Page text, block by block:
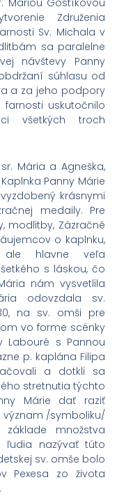
Združenia
Sv. Michala v
sa paralelne
návštevy Panny
súhlasu od
a za jeho podpory
uskutočnilo
všetkých troch
Mária a Agneška,
Panny Márie
krásnymi
medaily. Pre
modlitby, Zázračné
o kaplnku,
ale hlavne veľa
s láskou, čo
nám vysvetlila
odovzdala sv.
pre
vo forme scénky
Labouré s Pannou
p. kaplána Filipa
a dotkli sa
stretnutia týchto
Márie dať raziť
/symboliku/
množstva
ľudia nazývať túto
sv. omše bolo
Pexesa zo života